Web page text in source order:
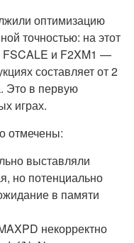
оптимизацию
точностью: на этот
FSCALE и F2XM1 —
составляет от 2
Это в первую
играх.
отмечены:
выставляли
но потенциально
в памяти
некорректно